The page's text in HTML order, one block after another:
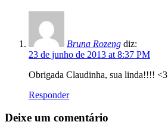
Bruna Rozeng diz:
23 de junho de 2013 at 8:37 PM
Obrigada Claudinha, sua linda!!!! <3
Responder
Deixe um comentário